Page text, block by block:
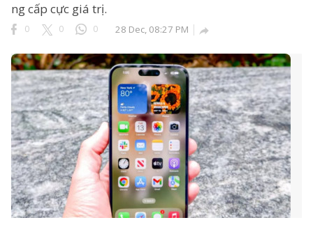
ng cấp cực giá trị.
0 0 0 28 Dec, 08:27 PM 